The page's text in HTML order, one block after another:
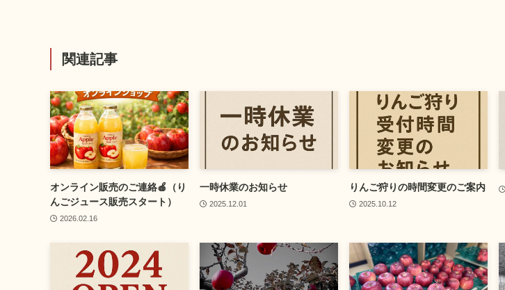
関連記事
オンライン販売のご連絡🍎（り
んごジュース販売スタート）
2026.02.16
一時休業のお知らせ
2025.12.01
りんご狩りの時間変更のご案内
2025.10.12